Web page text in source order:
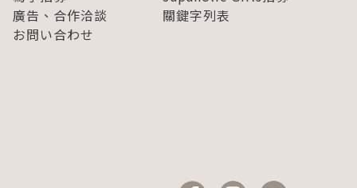
廣告、合作洽談
關鍵字列表
お問い合わせ